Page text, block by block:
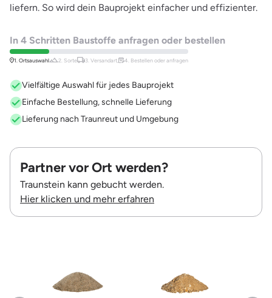
liefern. So wird dein Bauprojekt einfacher und effizienter.
In 4 Schritten Baustoffe anfragen oder bestellen
1. Ortsauswahl 2. Sorte 3. Versandart, 4. Bestellen oder anfragen
Vielfältige Auswahl für jedes Bauprojekt
Einfache Bestellung, schnelle Lieferung
Lieferung nach Traunreut und Umgebung
Partner vor Ort werden?
Traunstein kann gebucht werden.
Hier klicken und mehr erfahren